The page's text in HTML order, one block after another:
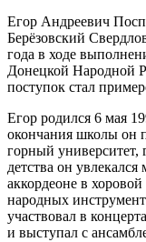
Егор Андреевич
Берёзовский
года в ходе
Донецкой Народной
поступок стал
Егор родился 6 мая
окончания школы он
горный университет,
детства он
аккордеоне в
народных
участвовал в
и выступал с